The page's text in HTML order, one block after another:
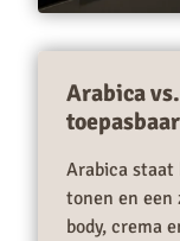
Arabica
Arabica
tonen en een
body, crema